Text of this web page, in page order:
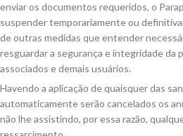
enviar os documentos requeridos, o
suspender temporariamente ou
de outras medidas que entender
resguardar a segurança e integridade da
associados e demais usuários.
Havendo a aplicação de quaisquer das
automaticamente serão cancelados os
não lhe assistindo, por essa razão,